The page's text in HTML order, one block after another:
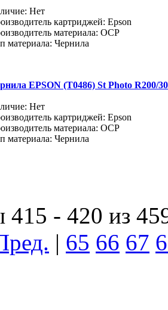
Нет
картриджей: Epson
материала: OCP
материала: Чернила
EPSON (Т0486) St Photo R200/
Нет
картриджей: Epson
материала: OCP
материала: Чернила
415 - 420 из
| 65 66 67